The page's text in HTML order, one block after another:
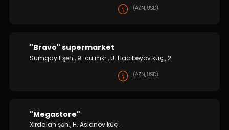
(AZN, USD)
"Bravo" supermarket
Sumqayıt şəh., 9-cu mkr., Ü. Hacıbəyov küç., 2
(AZN, USD)
"Megastore"
Xırdalan şəh., H. Aslanov küç.